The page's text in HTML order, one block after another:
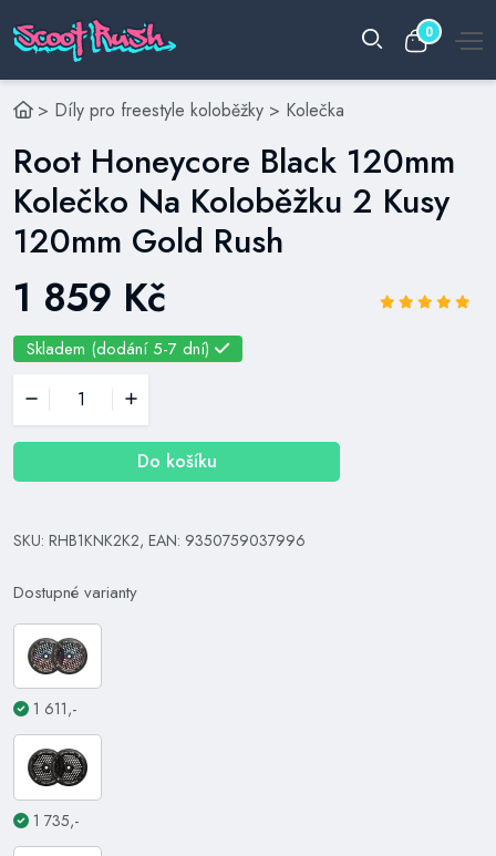
0
> Díly pro freestyle koloběžky > Kolečka
Root Honeycore Black 120mm
Kolečko Na Koloběžku 2 Kusy
120mm Gold Rush
1 859 Kč
Skladem (dodání 5-7 dní)
Do košíku
SKU: RHB1KNK2K2, EAN: 9350759037996
Dostupné varianty
1 611,-
1 735,-